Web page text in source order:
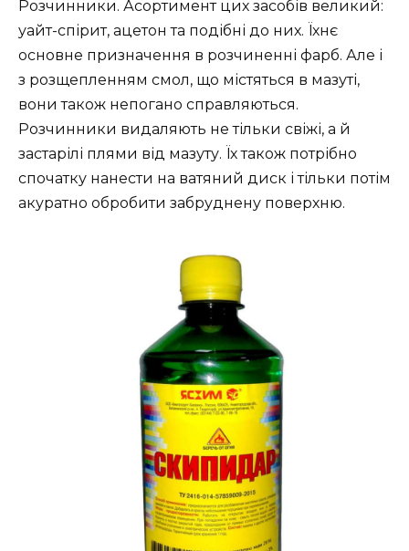
Розчинники. Асортимент цих засобів великий:
уайт-спірит, ацетон та подібні до них. Їхнє
основне призначення в розчиненні фарб. Але і
з розщепленням смол, що містяться в мазуті,
вони також непогано справляються.
Розчинники видаляють не тільки свіжі, а й
застарілі плями від мазуту. Їх також потрібно
спочатку нанести на ватяний диск і тільки потім
акуратно обробити забруднену поверхню.